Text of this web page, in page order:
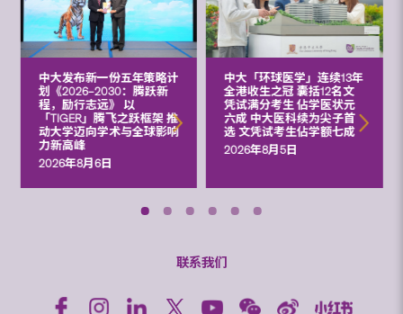
中大发布新一份五年策略计
划《2026‒2030：腾跃新
程，励行志远》 以
「TIGER」腾飞之跃框架 推
动大学迈向学术与全球影响
力新高峰
2026年8月6日
中大「环球医学」连续13年
全港收生之冠 囊括12名文
凭试满分考生 佔学医状元
六成 中大医科续为尖子首
选 文凭试考生佔学额七成
2026年8月5日
联系我们